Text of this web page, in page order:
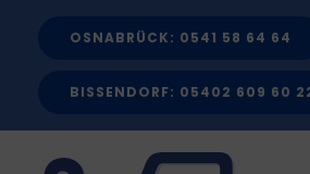
OSNABRÜCK: 0541 58 64 64
BISSENDORF: 05402 609 60